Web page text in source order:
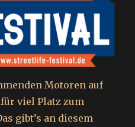
Motoren auf
viel Platz zum
gibt’s an diesem